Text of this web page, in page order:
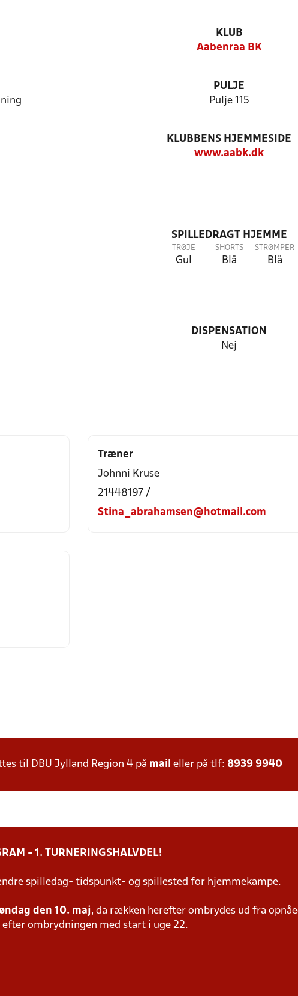
KLUB
Aabenraa BK
PULJE
Pulje 115
KLUBBENS HJEMMESIDE
www.aabk.dk
SPILLEDRAGT HJEMME
TRØJE
Gul
SHORTS
Blå
STRØMPER
Blå
DISPENSATION
Nej
Træner
Johnni Kruse
21448197 /
Stina_abrahamsen@hotmail.com
til DBU Jylland Region 4 på mail eller på tlf: 8939 9940
- 1. TURNERINGSHALVDEL!
spilledag- tidspunkt- og spillested for hjemmekampe.
den 10. maj, da rækken herefter ombrydes ud fra
ombrydningen med start i uge 22.